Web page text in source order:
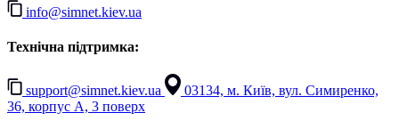
info@simnet.kiev.ua
Технічна підтримка:
support@simnet.kiev.ua
03134, м. Київ, вул. Симиренко,
36, корпус А, 3 поверх